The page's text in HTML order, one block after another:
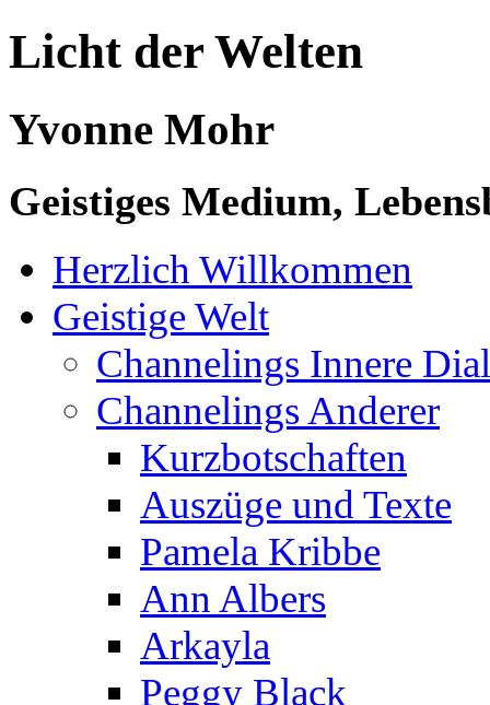
Licht der Welten
Yvonne Mohr
Geistiges Medium,
Herzlich Willkommen
Geistige Welt
Channelings Innere
Channelings Anderer
Kurzbotschaften
Auszüge und Texte
Pamela Kribbe
Ann Albers
Arkayla
Peggy Black